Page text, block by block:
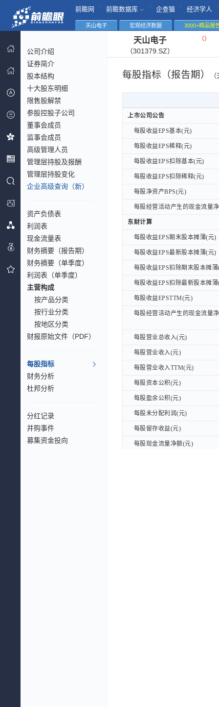
前瞻网 前瞻数据库 企查猫 经济学人
天山电子 宏观经济数据 3000+精品报
公司介绍
证券简介
股本结构
十大股东明细
限售股解禁
参股控股子公司
董事会成员
监事会成员
高级管理人员
管理层持股及报酬
管理层持股变化
企业高级查询（新）
资产负债表
利润表
现金流量表
财务摘要（报告期）
财务摘要（单季度）
利润表（单季度）
主营构成
按产品分类
按行业分类
按地区分类
财报原始文件（PDF）
每股指标
财务分析
杜邦分析
分红记录
并购事件
募集资金投向
天山电子
（301379.SZ）
（）
每股指标（报告期）
上市公司公告
每股收益EPS基本(元)
每股收益EPS稀释(元)
每股收益EPS扣除基本(元)
每股收益EPS扣除稀释(元)
每股净资产BPS(元)
每股经营活动产生的现金流量
东财计算
每股收益EPS期末股本摊薄(元)
每股收益EPS最新股本摊薄(元)
每股收益EPS扣除期末股本摊
每股收益EPS扣除最新股本摊
每股收益EPSTTM(元)
每股经营活动产生的现金流量
每股营业总收入(元)
每股营业收入(元)
每股营业收入TTM(元)
每股资本公积(元)
每股盈余公积(元)
每股未分配利润(元)
每股留存收益(元)
每股现金流量净额(元)
上市公司公告
每股收益EPS基本(元)
每股收益EPS稀释(元)
每股收益EPS扣除基本(元)
每股收益EPS扣除稀释(元)
每股净资产BPS(元)
每股经营活动产生的现金流量
东财计算
每股收益EPS期末股本摊薄(元)
每股收益EPS最新股本摊薄(元)
每股收益EPS扣除期末股本摊
每股收益EPS扣除最新股本摊
每股收益EPSTTM(元)
每股经营活动产生的现金流量
每股营业总收入(元)
每股营业收入(元)
每股营业收入TTM(元)
每股资本公积(元)
每股盈余公积(元)
每股未分配利润(元)
每股留存收益(元)
每股现金流量净额(元)